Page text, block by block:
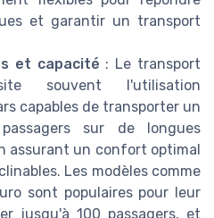
et garantir un transport
et capacité : Le transport
souvent l'utilisation
capables de transporter un
sur de longues
assurant un confort optimal
Les modèles comme
sont populaires pour leur
jusqu'à 100 passagers, et